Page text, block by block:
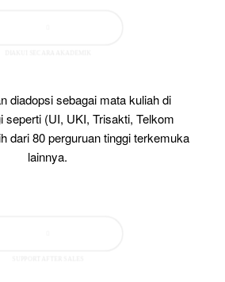
diadopsi sebagai mata kuliah di
seperti (UI, UKI, Trisakti, Telkom
dari 80 perguruan tinggi terkemuka
lainnya.